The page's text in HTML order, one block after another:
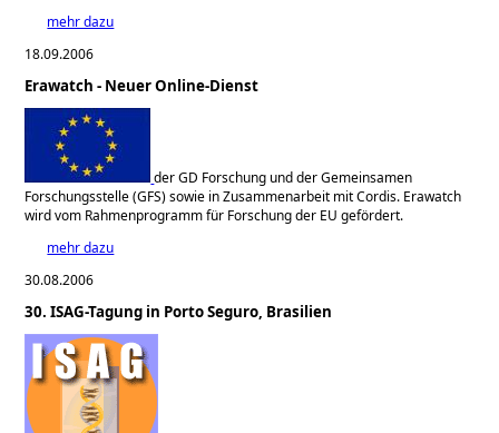
mehr dazu
18.09.2006
Erawatch - Neuer Online-Dienst
der GD Forschung und der Gemeinsamen
Forschungsstelle (GFS) sowie in Zusammenarbeit mit Cordis. Erawatch
wird vom Rahmenprogramm für Forschung der EU gefördert.
mehr dazu
30.08.2006
30. ISAG-Tagung in Porto Seguro, Brasilien